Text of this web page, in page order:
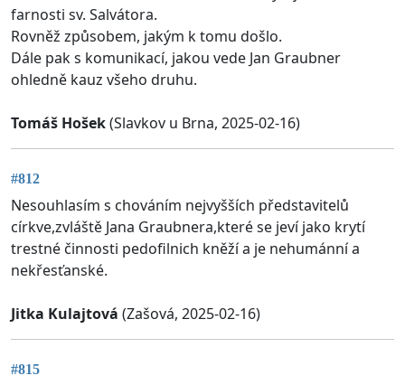
farnosti sv. Salvátora.
Rovněž způsobem, jakým k tomu došlo.
Dále pak s komunikací, jakou vede Jan Graubner
ohledně kauz všeho druhu.
Tomáš Hošek(Slavkov u Brna, 2025-02-16)
#812
Nesouhlasím s chováním nejvyšších představitelů
církve,zvláště Jana Graubnera,které se jeví jako krytí
trestné činnosti pedofilnich kněží a je nehumánní a
nekřesťanské.
Jitka Kulajtová (Zašová, 2025-02-16)
#815